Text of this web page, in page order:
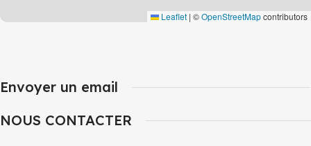
Leaflet | ©OpenStreetMapcontributors
Envoyer un email
NOUS CONTACTER